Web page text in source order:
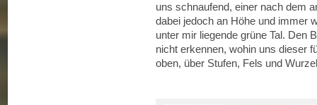
uns schnaufend, einer nach dem
dabei jedoch an Höhe und immer
unter mir liegende grüne Tal. Den
nicht erkennen, wohin uns dieser
oben, über Stufen, Fels und